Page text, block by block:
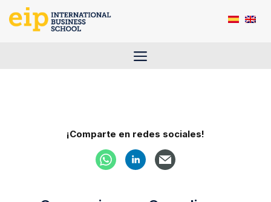
Saltar
Menú
¡Comparte en redes sociales!